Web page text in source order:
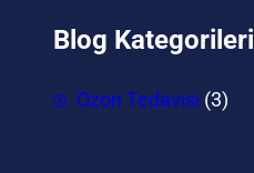
Blog Kategorileri
Ozon Tedavisi (3)